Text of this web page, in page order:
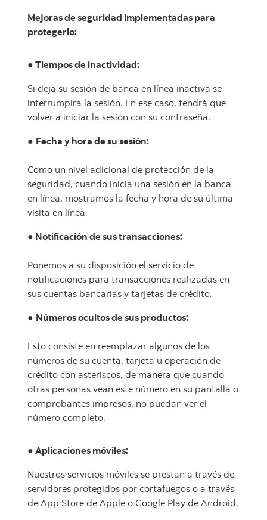
Mejoras de seguridad implementadas para
protegerlo:
● Tiempos de inactividad:
Si deja su sesión de banca en línea inactiva se
interrumpirá la sesión. En ese caso, tendrá que
volver a iniciar la sesión con su contraseña.
● Fecha y hora de su sesión:
Como un nivel adicional de protección de la
seguridad, cuando inicia una sesión en la banca
en línea, mostramos la fecha y hora de su última
visita en línea.
● Notificación de sus transacciones:
Ponemos a su disposición el servicio de
notificaciones para transacciones realizadas en
sus cuentas bancarias y tarjetas de crédito.
● Números ocultos de sus productos:
Esto consiste en reemplazar algunos de los
números de su cuenta, tarjeta u operación de
crédito con asteriscos, de manera que cuando
otras personas vean este número en su pantalla o
comprobantes impresos, no puedan ver el
número completo.
● Aplicaciones móviles:
Nuestros servicios móviles se prestan a través de
servidores protegidos por cortafuegos o a través
de App Store de Apple o Google Play de Android.